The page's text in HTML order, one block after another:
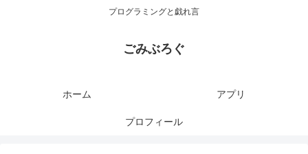
プログラミングと戯れ言
ごみぶろぐ
ホーム アプリ
プロフィール